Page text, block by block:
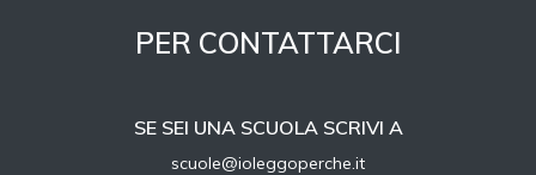
PER CONTATTARCI
SE SEI UNA SCUOLA SCRIVI A
scuole@ioleggoperche.it